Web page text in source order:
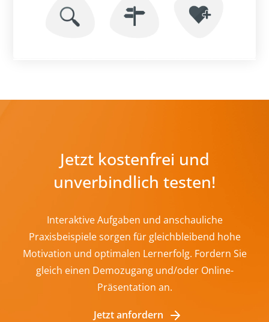
Jetzt kostenfrei und
unverbindlich testen!
Interaktive Aufgaben und anschauliche
Praxisbeispiele sorgen für gleichbleibend hohe
Motivation und optimalen Lernerfolg. Fordern Sie
gleich einen Demozugang und/oder Online-
Präsentation an.
Jetzt anfordern